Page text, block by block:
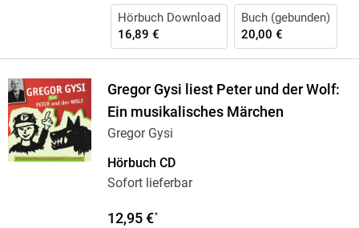
Hörbuch Download
16,89 €
Buch (gebunden)
20,00 €
Gregor Gysi liest Peter und der Wolf:
Ein musikalisches Märchen
Gregor Gysi
Hörbuch CD
Sofort lieferbar
12,95 €*